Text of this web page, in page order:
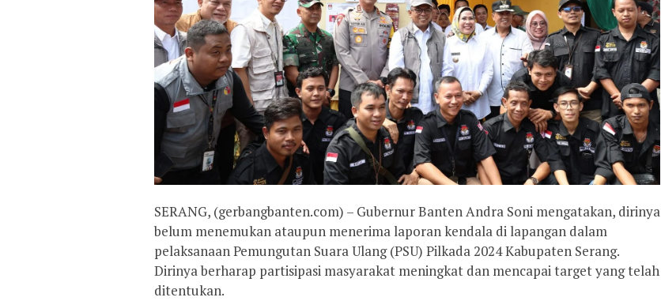
SERANG, (gerbangbanten.com) – Gubernur Banten Andra Soni mengatakan, dirinya
belum menemukan ataupun menerima laporan kendala di lapangan dalam
pelaksanaan Pemungutan Suara Ulang (PSU) Pilkada 2024 Kabupaten Serang.
Dirinya berharap partisipasi masyarakat meningkat dan mencapai target yang telah
ditentukan.